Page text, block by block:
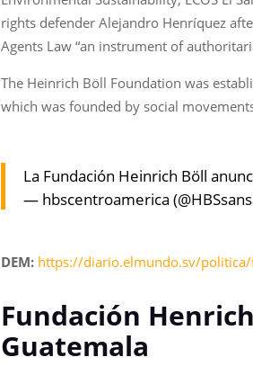
rights defender Alejandro Henríquez
Agents Law “an instrument of
The Heinrich Böll Foundation was
which was founded by social
La Fundación Heinrich Böll
— hbscentroamerica
DEM: https://diario.elmundo.sv/politica/
Fundación
Guatemala